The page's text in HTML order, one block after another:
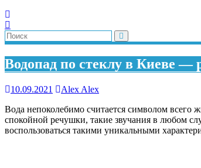
Водопад по стеклу в Киеве —
10.09.2021
Alex Alex
Вода непоколебимо считается символом всего
спокойной речушки, такие звучания в любом
воспользоваться такими уникальными